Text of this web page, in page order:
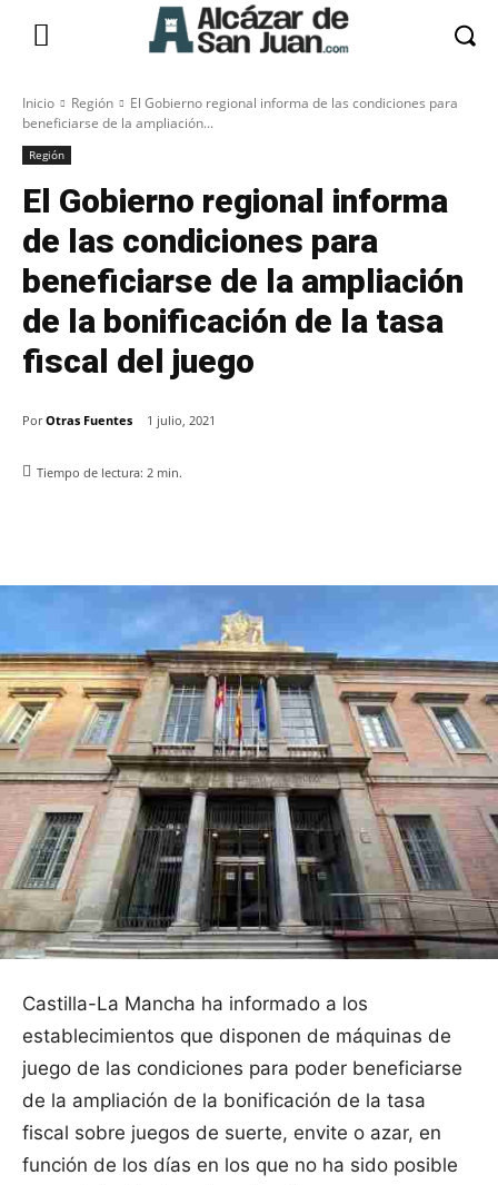
Inicio Región
El Gobierno regional informa de las condiciones para
beneficiarse de la ampliación...
Región
El Gobierno regional informa
de las condiciones para
beneficiarse de la ampliación
de la bonificación de la tasa
fiscal del juego
Por Otras Fuentes 1 julio, 2021
Tiempo de lectura: 2 min.
Castilla-La Mancha ha informado a los
establecimientos que disponen de máquinas de
juego de las condiciones para poder beneficiarse
de la ampliación de la bonificación de la tasa
fiscal sobre juegos de suerte, envite o azar, en
función de los días en los que no ha sido posible